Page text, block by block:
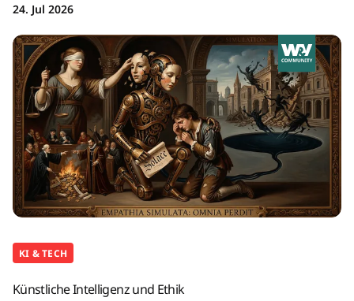
24. Jul 2026
KI & TECH
Künstliche Intelligenz und Ethik